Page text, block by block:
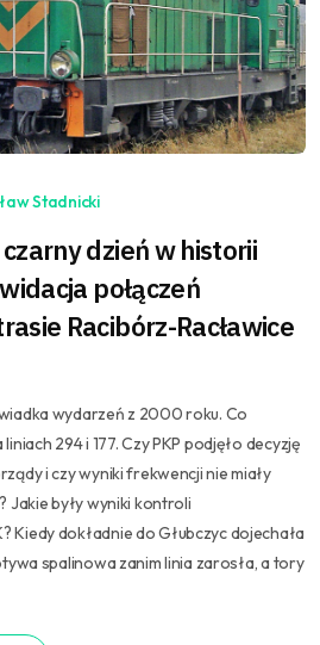
Stadnicki
dzień w historii
połączeń
Racibórz-Racławice
wydarzeń z 2000 roku. Co
294 i 177. Czy PKP podjęło decyzję
i czy wyniki frekwencji nie miały
Jakie były wyniki kontroli
Kiedy dokładnie do Głubczyc dojechała
spalinowa zanim linia zarosła, a tory